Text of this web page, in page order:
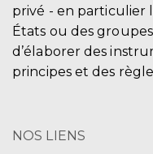
privé - en particulier
États ou des
d’élaborer des
principes et des
NOS LIENS